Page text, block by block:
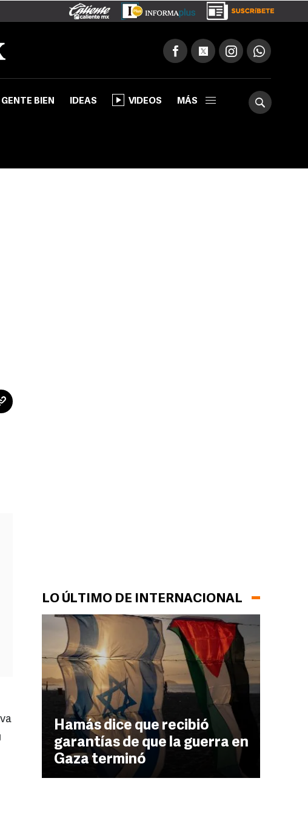
GENTE BIEN IDEAS VIDEOS MÁS
LO ÚLTIMO DE INTERNACIONAL
Hamás dice que recibió
garantías de que la guerra en
Gaza terminó